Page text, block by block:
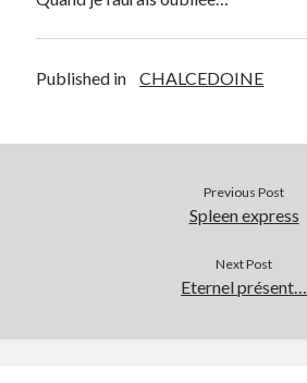
Published in CHALCEDOINE
Previous Post
Spleen express
Next Post
Eternel présent…